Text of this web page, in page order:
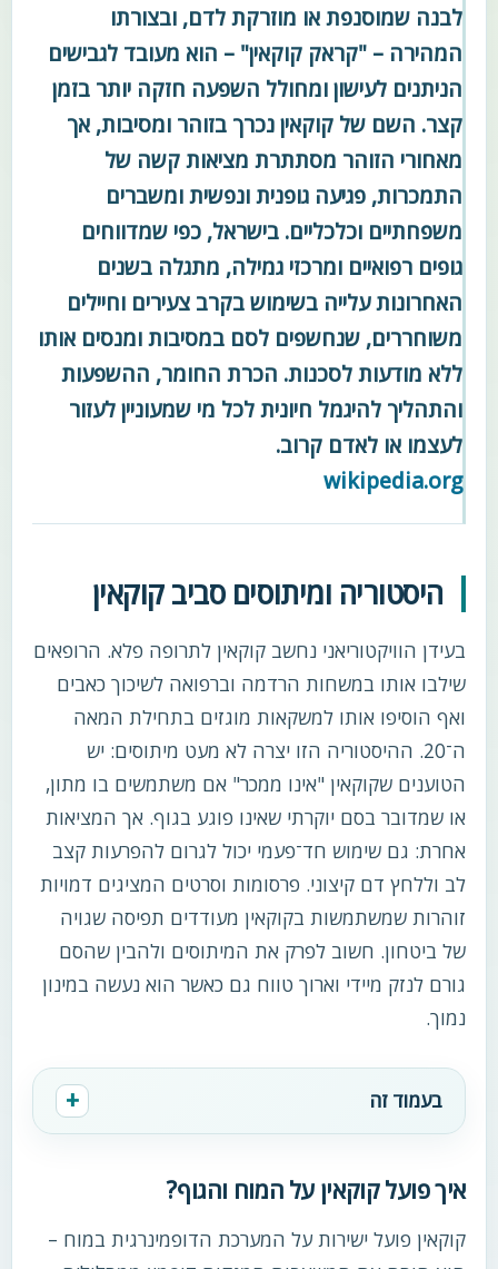
לבנה שמוסנפת או מוזרקת לדם, ובצורתו
המהירה – "קראק קוקאין" – הוא מעובד לגבישים
הניתנים לעישון ומחולל השפעה חזקה יותר בזמן
קצר. השם של קוקאין נכרך בזוהר ומסיבות, אך
מאחורי הזוהר מסתתרת מציאות קשה של
התמכרות, פגיעה גופנית ונפשית ומשברים
משפחתיים וכלכליים. בישראל, כפי שמדווחים
גופים רפואיים ומרכזי גמילה, מתגלה בשנים
האחרונות עלייה בשימוש בקרב צעירים וחיילים
משוחררים, שנחשפים לסם במסיבות ומנסים אותו
ללא מודעות לסכנות. הכרת החומר, ההשפעות
והתהליך להיגמל חיונית לכל מי שמעוניין לעזור
לעצמו או לאדם קרוב.
wikipedia.org
היסטוריה ומיתוסים סביב קוקאין
בעידן הוויקטוריאני נחשב קוקאין לתרופה פלא. הרופאים
שילבו אותו במשחות הרדמה וברפואה לשיכוך כאבים
ואף הוסיפו אותו למשקאות מוגזים בתחילת המאה
ה־20. ההיסטוריה הזו יצרה לא מעט מיתוסים: יש
הטוענים שקוקאין "אינו ממכר" אם משתמשים בו מתון,
או שמדובר בסם יוקרתי שאינו פוגע בגוף. אך המציאות
אחרת: גם שימוש חד־פעמי יכול לגרום להפרעות קצב
לב וללחץ דם קיצוני. פרסומות וסרטים המציגים דמויות
זוהרות שמשתמשות בקוקאין מעודדים תפיסה שגויה
של ביטחון. חשוב לפרק את המיתוסים ולהבין שהסם
גורם לנזק מיידי וארוך טווח גם כאשר הוא נעשה במינון
נמוך.
בעמוד זה
איך פועל קוקאין על המוח והגוף?
קוקאין פועל ישירות על המערכת הדופמינרגית במוח –